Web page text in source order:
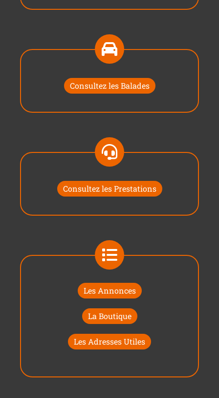
Consultez les Balades
Consultez les Prestations
Les Annonces
La Boutique
Les Adresses Utiles